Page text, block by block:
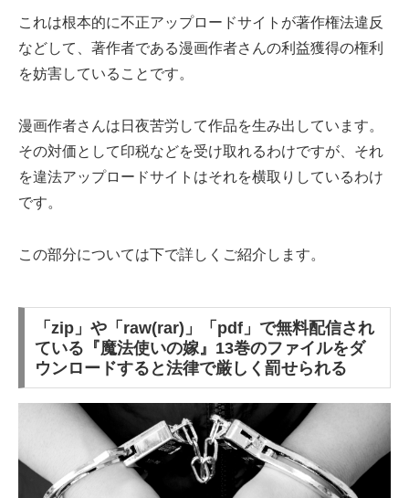
これは根本的に不正アップロードサイトが著作権法違反
などして、著作者である漫画作者さんの利益獲得の権利
を妨害していることです。
漫画作者さんは日夜苦労して作品を生み出しています。
その対価として印税などを受け取れるわけですが、それ
を違法アップロードサイトはそれを横取りしているわけ
です。
この部分については下で詳しくご紹介します。
「zip」や「raw(rar)」「pdf」で無料配信され
ている『魔法使いの嫁』13巻のファイルをダ
ウンロードすると法律で厳しく罰せられる